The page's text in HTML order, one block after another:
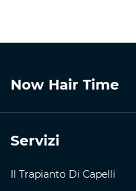
Now Hair Time
Servizi
Il Trapianto Di Capelli